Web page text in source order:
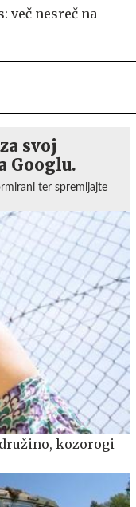
več nesreč na
svoj
Googlu.
ter spremljajte
kozorogi